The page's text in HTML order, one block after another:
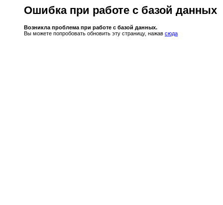
Ошибка при работе с базой данных
Возникла проблема при работе с базой данных.
Вы можете попробовать обновить эту страницу, нажав сюда